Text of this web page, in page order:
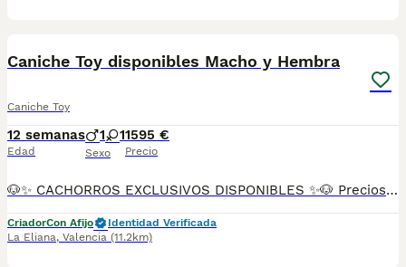
Caniche Toy disponibles Macho y Hembra
Caniche Toy
12 semanas
Edad
1 1
Sexo
1595 €
Precio
🐶✨ CACHORROS EXCLUSIVOS DISPONIBLES ✨🐶 Preciosos cachorros criados en ambiente familiar, rodeados de amor y cuidados desde el primer día ❤️ Totalmente socializados, cariñosos y acostumbrados al contacto con personas. 📦 Se entregan con todas las garantías: ✔️ Cartilla sanitaria ✔️ Vacunación al día 💉 ✔️ Desparasitación completa ✅ ✔️ Garantía vírica 😷 ✔️ Garantía congénita 👌 ✔️ Contrato de entrega ✍️ 📸 Síguenos en Instagram: @fincapaunais para ver fotos y vídeos reales ⚠️ Disponibilidad limitada ⚠️ Se reservan rápido. 📲 Contacto directo por WhatsApp: 671 454 202 Solo personas responsables
CriadorCon Afijo
Identidad Verificada
La Eliana, Valencia (11.2km)